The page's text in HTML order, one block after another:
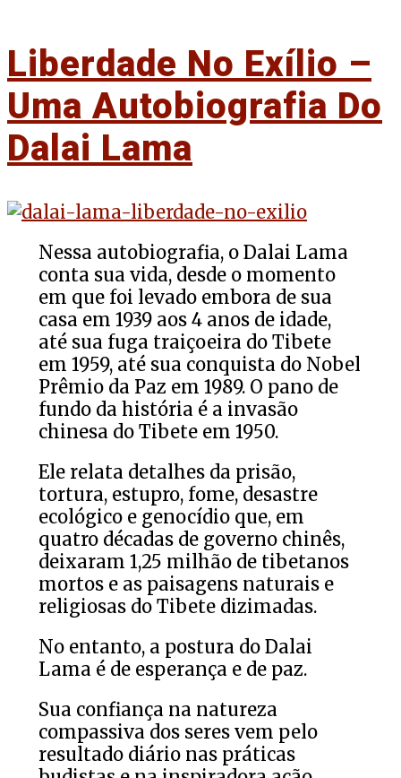
Liberdade No Exílio –
Uma Autobiografia Do
Dalai Lama
Nessa autobiografia, o Dalai Lama
conta sua vida, desde o momento
em que foi levado embora de sua
casa em 1939 aos 4 anos de idade,
até sua fuga traiçoeira do Tibete
em 1959, até sua conquista do Nobel
Prêmio da Paz em 1989. O pano de
fundo da história é a invasão
chinesa do Tibete em 1950.
Ele relata detalhes da prisão,
tortura, estupro, fome, desastre
ecológico e genocídio que, em
quatro décadas de governo chinês,
deixaram 1,25 milhão de tibetanos
mortos e as paisagens naturais e
religiosas do Tibete dizimadas.
No entanto, a postura do Dalai
Lama é de esperança e de paz.
Sua confiança na natureza
compassiva dos seres vem pelo
resultado diário nas práticas